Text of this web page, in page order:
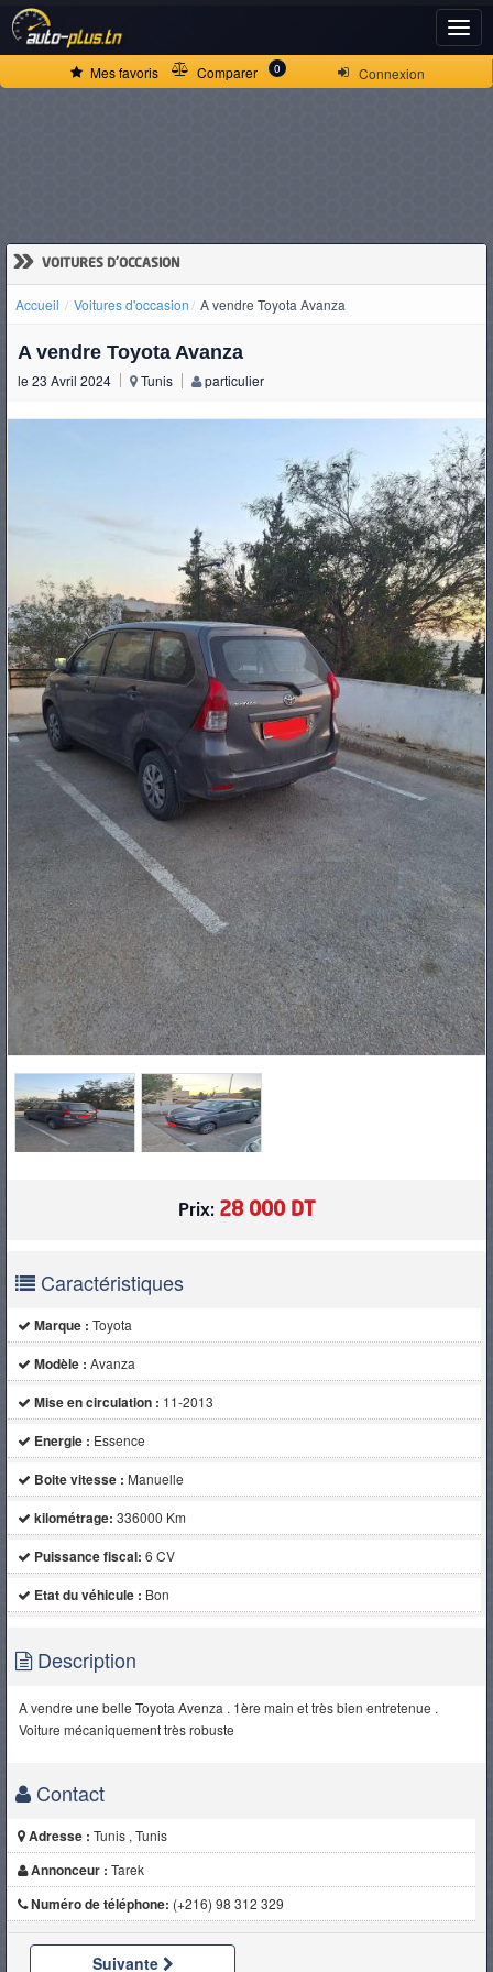
Connexion
Mes favoris Comparer 0
» VOITURES D'OCCASION
Accueil Voitures d'occasion A vendre Toyota Avanza
A vendre Toyota Avanza
le 23 Avril 2024 Tunis particulier
Prix: 28 000 DT
Caractéristiques
Marque : Toyota
Modèle : Avanza
Mise en circulation : 11-2013
Energie : Essence
Boite vitesse : Manuelle
kilométrage: 336000 Km
Puissance fiscal: 6 CV
Etat du véhicule : Bon
Description
A vendre une belle Toyota Avenza . 1ère main et très bien entretenue .
Voiture mécaniquement très robuste
Contact
Adresse : Tunis , Tunis
Annonceur : Tarek
Numéro de téléphone: (+216) 98 312 329
Suivante
ACCUEIL
D'OCCASION